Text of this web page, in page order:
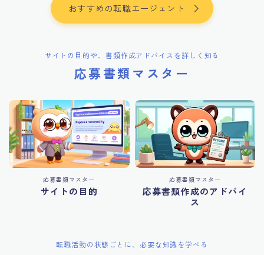
おすすめの転職エージェント
サイトの目的や、書類作成アドバイスを詳しく知る
応募書類マスター
応募書類マスター
サイトの目的
応募書類マスター
応募書類作成のアドバイ
ス
転職活動の状態ごとに、必要な知識を学べる